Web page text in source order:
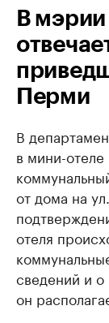
В
Перми
В
в мини-
от дома на
отеля
сведений и
он